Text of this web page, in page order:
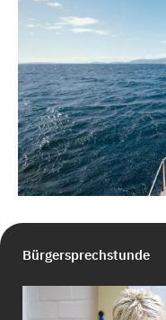
Bürgersprechstunde